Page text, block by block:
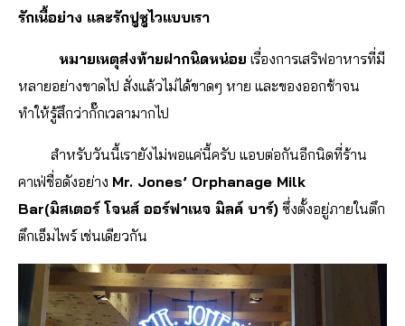
รักเนื้อย่าง และรักปูชูไวแบบเรา
หมายเหตุส่งท้ายฝากนิดหน่อย เรื่องการเสริฟอาหารที่มี
หลายอย่างขาดไป สั่งแล้วไม่ได้ขาดๆ หาย และของออกช้าจน
ทำให้รู้สึกว่ากั๊กเวลามากไป
สำหรับวันนี้เรายังไม่พอแค่นี้ครับ แอบต่อกันอีกนิดที่ร้าน
คาเฟ่ชื่อดังอย่าง Mr. Jones’ Orphanage Milk
Bar(มิสเตอร์ โจนส์ ออร์ฟาเนจ มิลค์ บาร์) ซึ่งตั้งอยู่ภายในตึก
ตึกเอ็มไพร์ เช่นเดียวกัน